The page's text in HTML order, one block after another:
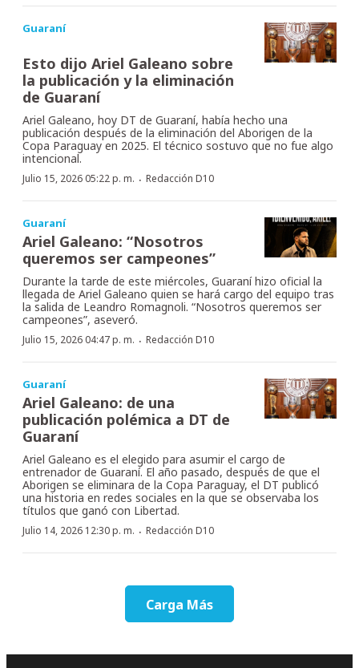
Guaraní
Esto dijo Ariel Galeano sobre
la publicación y la eliminación
de Guaraní
Ariel Galeano, hoy DT de Guaraní, había hecho una
publicación después de la eliminación del Aborigen de la
Copa Paraguay en 2025. El técnico sostuvo que no fue algo
intencional.
Julio 15, 2026 05:22 p. m. · Redacción D10
Guaraní
Ariel Galeano: “Nosotros
queremos ser campeones”
Durante la tarde de este miércoles, Guaraní hizo oficial la
llegada de Ariel Galeano quien se hará cargo del equipo tras
la salida de Leandro Romagnoli. “Nosotros queremos ser
campeones”, aseveró.
Julio 15, 2026 04:47 p. m. · Redacción D10
Guaraní
Ariel Galeano: de una
publicación polémica a DT de
Guaraní
Ariel Galeano es el elegido para asumir el cargo de
entrenador de Guaraní. El año pasado, después de que el
Aborigen se eliminara de la Copa Paraguay, el DT publicó
una historia en redes sociales en la que se observaba los
títulos que ganó con Libertad.
Julio 14, 2026 12:30 p. m. · Redacción D10
Carga Más